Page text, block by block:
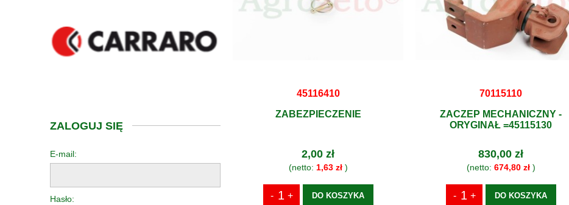
ZALOGUJ SIĘ
E-mail:
Hasło:
45116410
ZABEZPIECZENIE
2,00 zł
(netto: 1,63 zł)
DO KOSZYKA
70115110
ZACZEP MECHANICZNY -
ORYGINAŁ =45115130
830,00 zł
(netto: 674,80 zł)
DO KOSZYKA